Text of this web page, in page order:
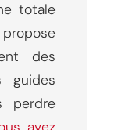
totale
des
guides
perdre